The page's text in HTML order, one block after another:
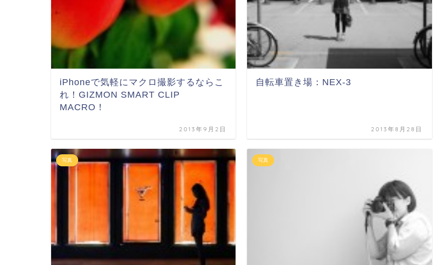
iPhoneで気軽にマクロ撮影するならこ
れ！GIZMON SMART CLIP
MACRO！
2013年9月2日
自転車置き場：NEX-3
2013年8月28日
写真 写真